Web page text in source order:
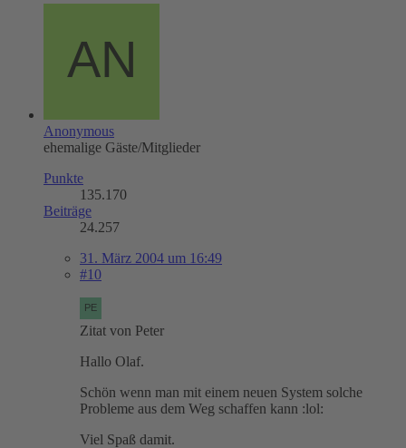
Anonymous
ehemalige Gäste/Mitglieder
Punkte
135.170
Beiträge
24.257
31. März 2004 um 16:49
#10
Zitat von Peter
Hallo Olaf.
Schön wenn man mit einem neuen System solche
Probleme aus dem Weg schaffen kann :lol:
Viel Spaß damit.